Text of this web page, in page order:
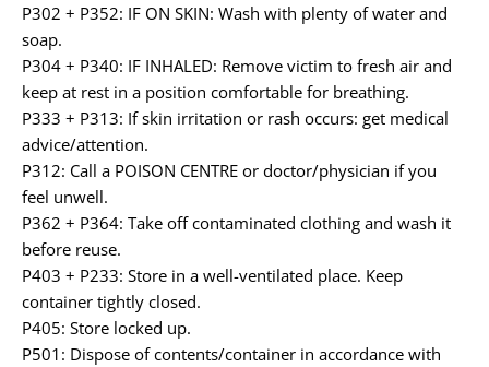
P302 + P352: IF ON SKIN: Wash with plenty of water and
soap.
P304 + P340: IF INHALED: Remove victim to fresh air and
keep at rest in a position comfortable for breathing.
P333 + P313: If skin irritation or rash occurs: get medical
advice/attention.
P312: Call a POISON CENTRE or doctor/physician if you
feel unwell.
P362 + P364: Take off contaminated clothing and wash it
before reuse.
P403 + P233: Store in a well-ventilated place. Keep
container tightly closed.
P405: Store locked up.
P501: Dispose of contents/container in accordance with